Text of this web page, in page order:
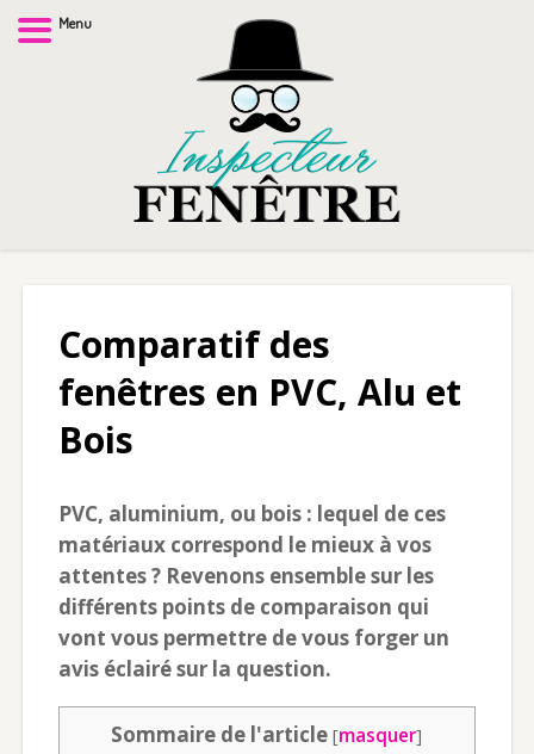
Comparatif des
fenêtres en PVC, Alu et
Bois
PVC, aluminium, ou bois : lequel de ces
matériaux correspond le mieux à vos
attentes ? Revenons ensemble sur les
différents points de comparaison qui
vont vous permettre de vous forger un
avis éclairé sur la question.
Sommaire de l'article [masquer]
Menu